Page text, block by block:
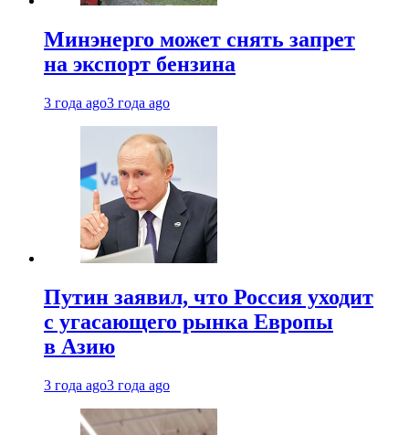
Минэнерго может снять запрет
на экспорт бензина
3 года ago3 года ago
Путин заявил, что Россия уходит
с угасающего рынка Европы
в Азию
3 года ago3 года ago